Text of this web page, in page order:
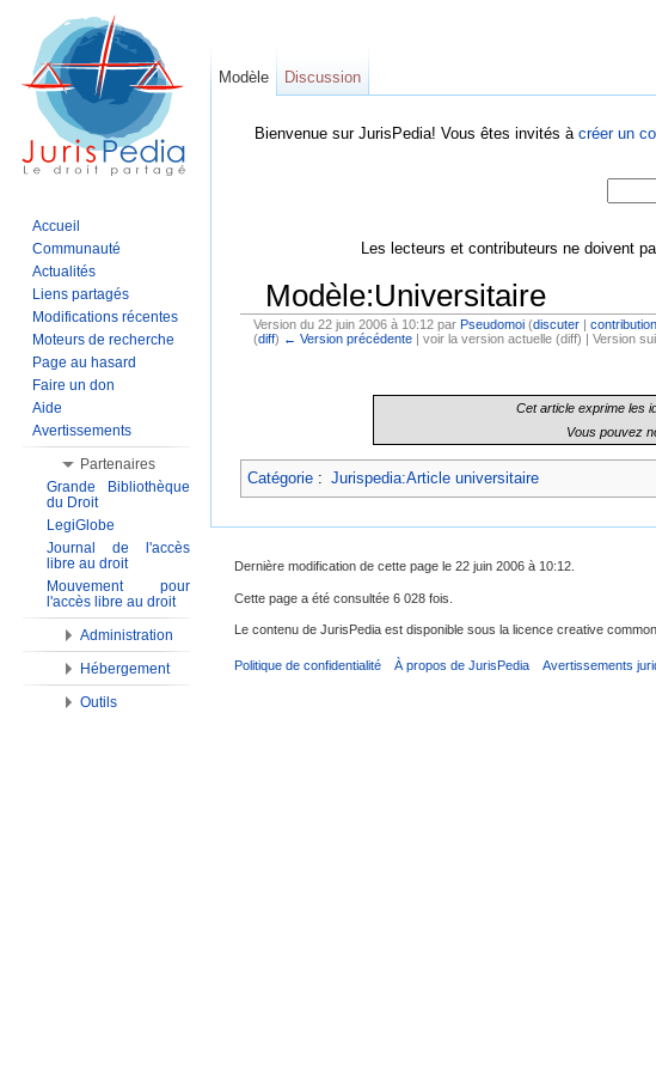
Bienvenue sur JurisPedia! Vous êtes invités à créer un
Les lecteurs et contributeurs ne doivent
Modèle:Universitaire
Version du 22 juin 2006 à 10:12 par Pseudomoi (discuter|
(diff) ← Version précédente| voir la version actuelle (diff) | Version
Cet article exprime les
Vous pouvez
Catégorie : Jurispedia:Article universitaire
Modèle Discussion
Accueil
Communauté
Actualités
Liens partagés
Modifications récentes
Moteurs de recherche
Page au hasard
Faire un don
Aide
Avertissements
Partenaires
Grande Bibliothèque
du Droit
LegiGlobe
Journal de l'accès
libre au droit
Mouvement pour
l'accès libre au droit
Administration
Hébergement
Outils
Dernière modification de cette page le 22 juin 2006 à 10:12.
Cette page a été consultée 6 028 fois.
Le contenu de JurisPedia est disponible sous la licence creative
Politique de confidentialité À propos de JurisPedia Avertissements